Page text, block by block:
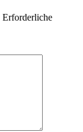
Erforderliche